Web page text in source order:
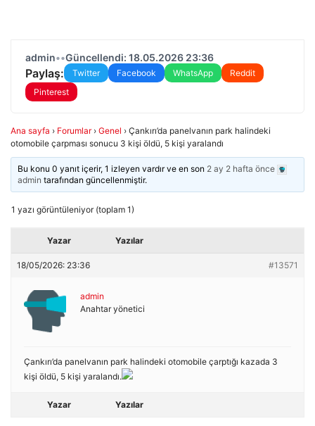
admin••Güncellendi: 18.05.2026 23:36
Paylaş: Twitter Facebook WhatsApp
Reddit
Pinterest
Ana sayfa › Forumlar › Genel › Çankırı’da panelvanın park halindeki
otomobile çarpması sonucu 3 kişi öldü, 5 kişi yaralandı
Bu konu 0 yanıt içerir, 1 izleyen vardır ve en son 2 ay 2 hafta önce
admin tarafından güncellenmiştir.
1 yazı görüntüleniyor (toplam 1)
Yazar Yazılar
18/05/2026: 23:36 #13571
admin
Anahtar yönetici
Çankırı’da panelvanın park halindeki otomobile çarptığı kazada 3
kişi öldü, 5 kişi yaralandı.
Yazar Yazılar